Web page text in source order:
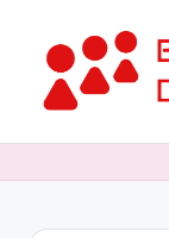
content
Terupdate